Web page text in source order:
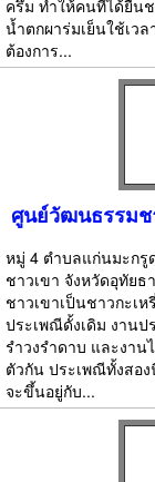
ครึ้ม ทำให้คนที่ได้ยืน
น้ำตกผาร่มเย็นใช้เว
ต้องการ...
ศูนย์วัฒนธรรมช
หมู่ 4 ตำบลแก่นมะกรู
ชาวเขา จังหวัดอุทัย
ชาวเขาเป็นชาวกะเ
ประเพณีดั้งเดิม งานป
รำวงรำดาบ และงา
ตัวกัน ประเพณีทั้งสอ
จะขึ้นอยู่กับ...